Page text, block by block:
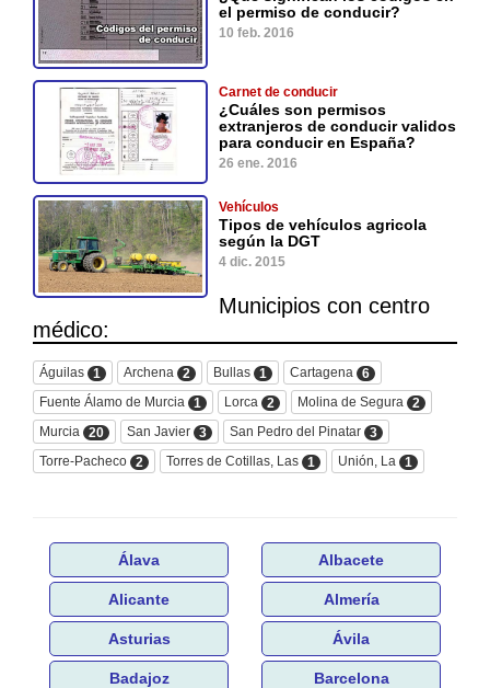
el permiso de conducir?
10 feb. 2016
Carnet de conducir
¿Cuáles son permisos
extranjeros de conducir validos
para conducir en España?
26 ene. 2016
Vehículos
Tipos de vehículos agricola
según la DGT
4 dic. 2015
Municipios con centro
médico:
Águilas 1 Archena 2 Bullas 1 Cartagena
6
Fuente Álamo de Murcia
1 Lorca 2 Molina de Segura
2
Murcia
20 San Javier 3 San Pedro del Pinatar 3
Torre-Pacheco 2 Torres de Cotillas, Las 1 Unión, La 1
Álava Albacete
Alicante Almería
Asturias Ávila
Badajoz Barcelona